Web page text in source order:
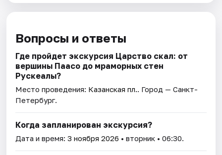
Вопросы и ответы
Где пройдет экскурсия Царство скал: от
вершины Паасо до мраморных стен
Рускеалы?
Место проведения: Казанская пл.. Город — Санкт-
Петербург.
Когда запланирован экскурсия?
Дата и время:3 ноября 2026 • вторник • 06:30.